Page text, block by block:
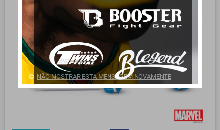
NÃO MOSTRAR ESTA MENSAGEM NOVAMENTE